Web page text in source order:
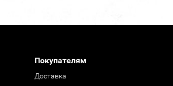
Покупателям
Доставка